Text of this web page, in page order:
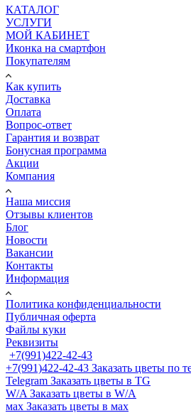
КАТАЛОГ
УСЛУГИ
МОЙ КАБИНЕТ
Иконка на смартфон
Покупателям
Как купить
Доставка
Оплата
Вопрос-ответ
Гарантия и возврат
Бонусная программа
Акции
Компания
Наша миссия
Отзывы клиентов
Блог
Новости
Вакансии
Контакты
Информация
Политика конфиденциальности
Публичная оферта
Файлы куки
Реквизиты
+7(991)422-42-43
+7(991)422-42-43 Заказать цветы по
Telegram Заказать цветы в TG
W/A Заказать цветы в W/A
мах Заказать цветы в мах